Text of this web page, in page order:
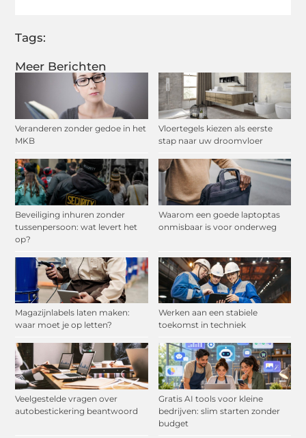
Meer Berichten
Veranderen zonder gedoe in het
MKB
Vloertegels kiezen als eerste
stap naar uw droomvloer
Beveiliging inhuren zonder
tussenpersoon: wat levert het
op?
Waarom een goede laptoptas
onmisbaar is voor onderweg
Magazijnlabels laten maken:
waar moet je op letten?
Werken aan een stabiele
toekomst in techniek
Veelgestelde vragen over
autobestickering beantwoord
Gratis AI tools voor kleine
bedrijven: slim starten zonder
budget
Tags: